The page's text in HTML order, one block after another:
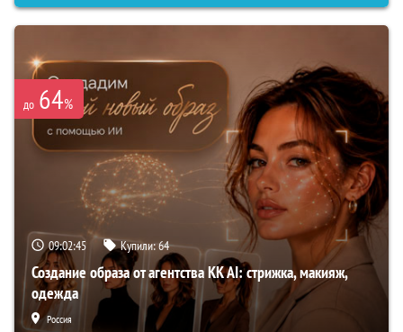
до 64%
09:02:44 Купили:64
Создание образа от агентства KK AI: стрижка, макияж,
одежда
Россия